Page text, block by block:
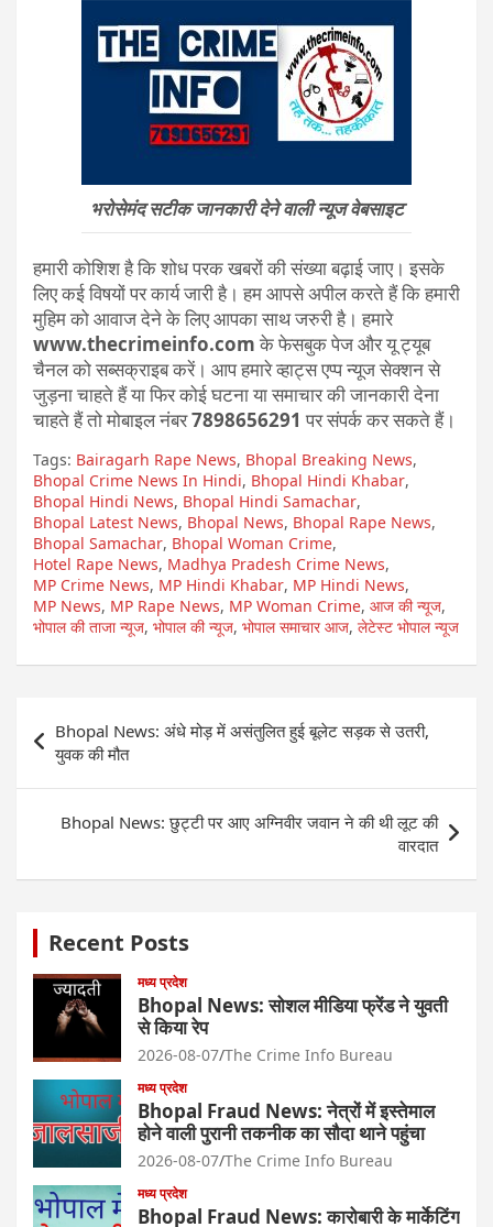
भरोसेमंद सटीक जानकारी देने वाली न्यूज वेबसाइट
हमारी कोशिश है कि शोध परक खबरों की संख्या बढ़ाई जाए। इसके
लिए कई विषयों पर कार्य जारी है। हम आपसे अपील करते हैं कि हमारी
मुहिम को आवाज देने के लिए आपका साथ जरुरी है। हमारे
www.thecrimeinfo.comके फेसबुक पेज और यू ट्यूब
चैनल को सब्सक्राइब करें। आप हमारे व्हाट्स एप्प न्यूज सेक्शन से
जुड़ना चाहते हैं या फिर कोई घटना या समाचार की जानकारी देना
चाहते हैं तो मोबाइल नंबर7898656291 पर संपर्क कर सकते हैं।
Tags: Bairagarh Rape News, Bhopal Breaking News,
Bhopal Crime News In Hindi, Bhopal Hindi Khabar,
Bhopal Hindi News, Bhopal Hindi Samachar,
Bhopal Latest News, Bhopal News, Bhopal Rape News,
Bhopal Samachar, Bhopal Woman Crime,
Hotel Rape News, Madhya Pradesh Crime News,
MP Crime News, MP Hindi Khabar, MP Hindi News,
MP News, MP Rape News, MP Woman Crime, आज की न्यूज,
भोपाल की ताजा न्यूज, भोपाल की न्यूज, भोपाल समाचार आज, लेटेस्ट भोपाल न्यूज
navigation
Bhopal News: अंधे मोड़ में असंतुलित हुई बूलेट सड़क से उतरी,
युवक की मौत
Bhopal News: छुट्टी पर आए अग्निवीर जवान ने की थी लूट की
वारदात
Recent Posts
मध्य प्रदेश
Bhopal News: सोशल मीडिया फ्रेंड ने युवती
से किया रेप
2026-08-07 The Crime Info Bureau
मध्य प्रदेश
Bhopal Fraud News: नेत्रों में इस्तेमाल
होने वाली पुरानी तकनीक का सौदा थाने पहुंचा
2026-08-07 The Crime Info Bureau
मध्य प्रदेश
Bhopal Fraud News: कारोबारी के मार्केटिंग